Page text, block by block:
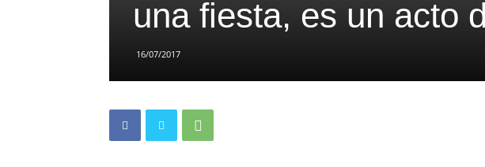
una fiesta, es un acto
16/07/2017